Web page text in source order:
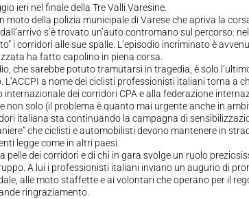
ieri nel finale della Tre Valli Varesine.
moto della polizia municipale di Varese che apriva la
s’è trovato un’auto contromano sul percorso:
i corridori alle sue spalle. L’episodio incriminato è
ha fatto capolino in piena corsa.
che sarebbe potuto tramutarsi in tragedia, è solo
L’ACCPI a nome dei ciclisti professionisti italiani torna a
dei corridori CPA e alla federazione
non solo (il problema è quanto mai urgente anche in
italiana sta continuando la campagna di
che ciclisti e automobilisti devono mantenere in
legge come in altri paesi.
pelle dei corridori e di chi in gara svolge un ruolo
A lui i professionisti italiani inviano un augurio di
alle moto staffette e ai volontari che operano per il
ringraziamento.